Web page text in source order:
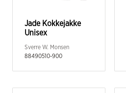
Jade Kokkejakke
Unisex
Sverre W. Monsen
88490510-900